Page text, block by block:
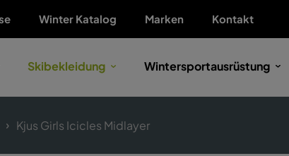
Winter Katalog Marken Kontakt
Skibekleidung Wintersportausrüstung
Kjus Girls Icicles Midlayer